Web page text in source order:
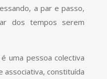
a par e passo,
dos tempos serem
uma pessoa colectiva
associativa, constituída